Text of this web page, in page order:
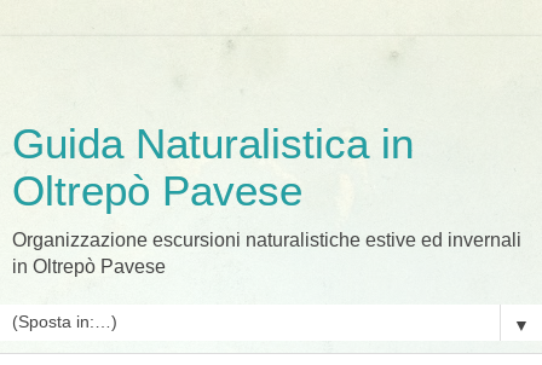
Guida Naturalistica in
Oltrepò Pavese
Organizzazione escursioni naturalistiche estive ed invernali
in Oltrepò Pavese
▼